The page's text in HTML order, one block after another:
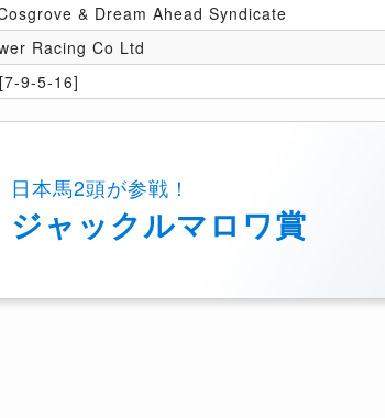
& Dream Ahead Syndicate
Racing Co Ltd
9-5-16]
日本馬2頭が参戦！
ジャックルマロワ賞